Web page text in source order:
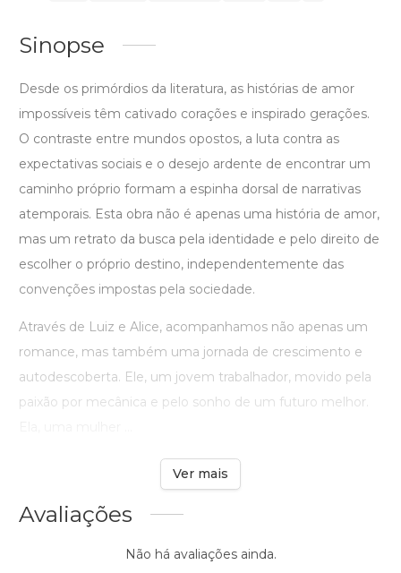
Sinopse
Desde os primórdios da literatura, as histórias de amor
impossíveis têm cativado corações e inspirado gerações.
O contraste entre mundos opostos, a luta contra as
expectativas sociais e o desejo ardente de encontrar um
caminho próprio formam a espinha dorsal de narrativas
atemporais. Esta obra não é apenas uma história de amor,
mas um retrato da busca pela identidade e pelo direito de
escolher o próprio destino, independentemente das
convenções impostas pela sociedade.
Através de Luiz e Alice, acompanhamos não apenas um
romance, mas também uma jornada de crescimento e
autodescoberta. Ele, um jovem trabalhador, movido pela
paixão por mecânica e pelo sonho de um futuro melhor.
Ver mais
Avaliações
Não há avaliações ainda.